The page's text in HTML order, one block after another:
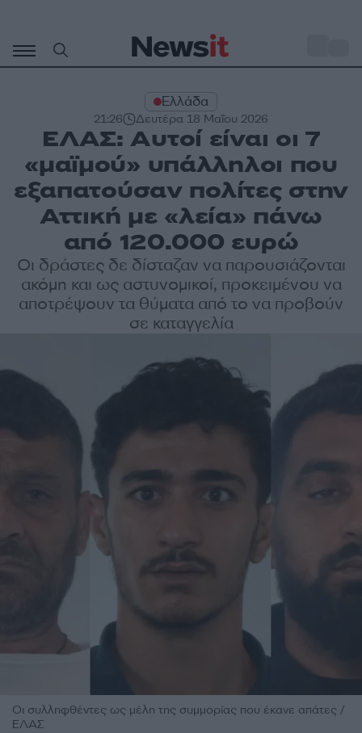
περιεχόμενο
Ελλάδα
21:26 Δευτέρα 18 Μαΐου 2026
ΕΛΑΣ: Αυτοί είναι οι 7
«μαϊμού» υπάλληλοι που
εξαπατούσαν πολίτες στην
Αττική με «λεία» πάνω
από 120.000 ευρώ
Οι δράστες δε δίσταζαν να παρουσιάζονται
ακόμη και ως αστυνομικοί, προκειμένου να
αποτρέψουν τα θύματα από το να προβούν
σε καταγγελία
Οι συλληφθέντες ως μέλη της συμμορίας που έκανε απάτες /
ΕΛΑΣ